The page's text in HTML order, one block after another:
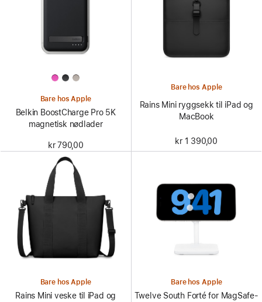
Bare hos Apple
Belkin BoostCharge Pro 5K
magnetisk nødlader
kr 790,00
Bare hos Apple
Rains Mini ryggsekk til iPad og
MacBook
kr 1 390,00
Bare hos Apple
Rains Mini veske til iPad og
Bare hos Apple
Twelve South Forté for MagSafe-